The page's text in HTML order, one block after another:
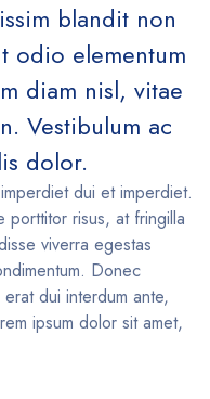
blandit non
odio elementum
diam nisl, vitae
Vestibulum ac
dolor.
dui et imperdiet.
porttitor risus, at fringilla
viverra egestas
Donec
dui interdum ante,
ipsum dolor sit amet,